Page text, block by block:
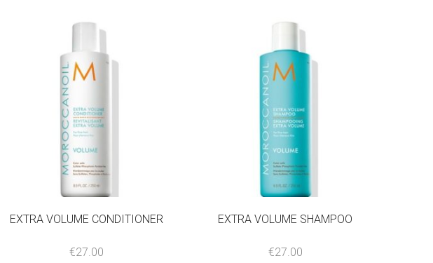
EXTRA VOLUME CONDITIONER
€27.00
EXTRA VOLUME SHAMPOO
€27.00